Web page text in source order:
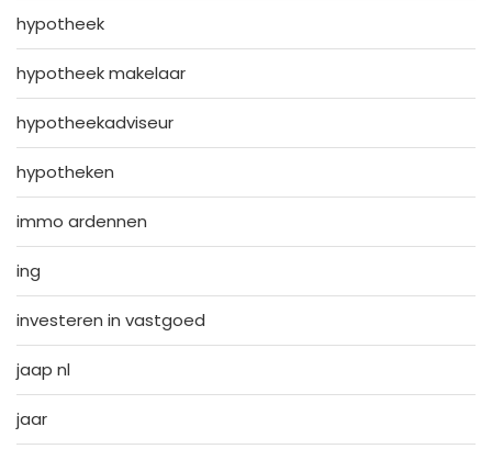
hypotheek
hypotheek makelaar
hypotheekadviseur
hypotheken
immo ardennen
ing
investeren in vastgoed
jaap nl
jaar